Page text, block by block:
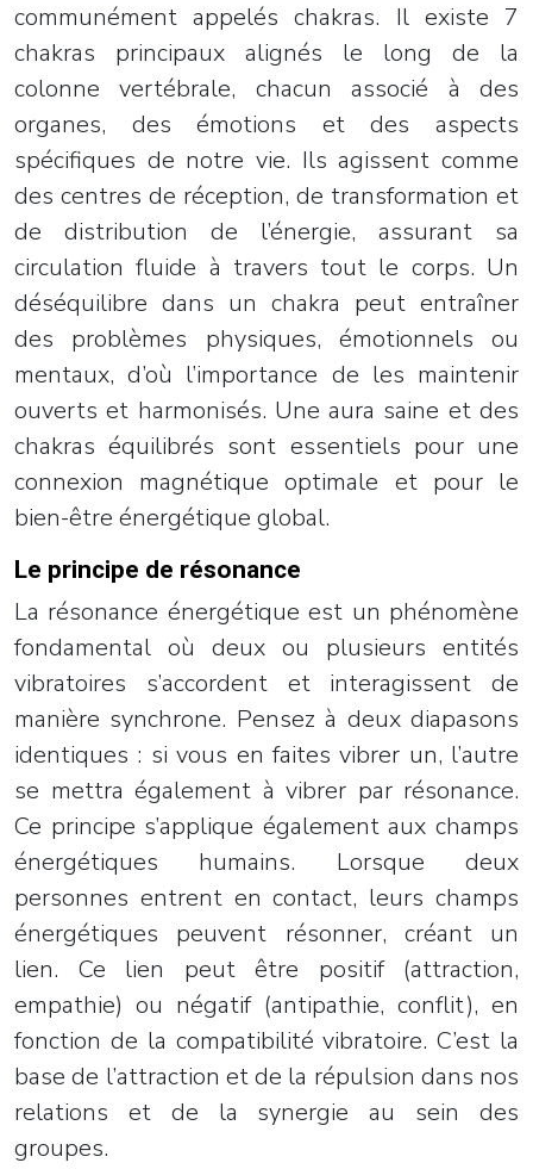
communément appelés chakras. Il existe 7
chakras principaux alignés le long de la
colonne vertébrale, chacun associé à des
organes, des émotions et des aspects
spécifiques de notre vie. Ils agissent comme
des centres de réception, de transformation et
de distribution de l’énergie, assurant sa
circulation fluide à travers tout le corps. Un
déséquilibre dans un chakra peut entraîner
des problèmes physiques, émotionnels ou
mentaux, d’où l’importance de les maintenir
ouverts et harmonisés. Une aura saine et des
chakras équilibrés sont essentiels pour une
connexion magnétique optimale et pour le
bien-être énergétique global.
Le principe de résonance
La résonance énergétique est un phénomène
fondamental où deux ou plusieurs entités
vibratoires s’accordent et interagissent de
manière synchrone. Pensez à deux diapasons
identiques : si vous en faites vibrer un, l’autre
se mettra également à vibrer par résonance.
Ce principe s’applique également aux champs
énergétiques humains. Lorsque deux
personnes entrent en contact, leurs champs
énergétiques peuvent résonner, créant un
lien. Ce lien peut être positif (attraction,
empathie) ou négatif (antipathie, conflit), en
fonction de la compatibilité vibratoire. C’est la
base de l’attraction et de la répulsion dans nos
relations et de la synergie au sein des
groupes.